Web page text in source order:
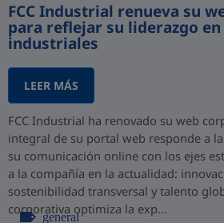
FCC Industrial renueva su
para reflejar su liderazgo
industriales
LEER MÁS
FCC Industrial ha renovado su web
integral de su portal web responde a
su comunicación online con los ejes
a la compañía en la actualidad:
sostenibilidad transversal y talento
corporativa optimiza la exp...
general